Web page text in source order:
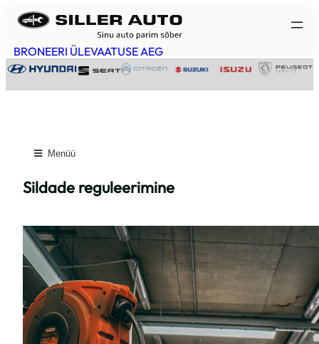
Liigu
sisu
BRONEERI ÜLEVAATUSE AEG
Menüü
Sildade reguleerimine